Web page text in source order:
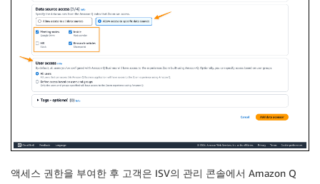
액세스 권한을 부여한 후 고객은 ISV의 관리 콘솔에서 Amazon Q